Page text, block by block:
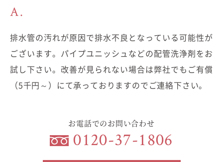
商品紹介
実例集・お客様の声
家づくりについて
ニュース ブログ
A.
排水管の汚れが原因で排水不良となっている可能性が
ございます。パイプユニッシュなどの配管洗浄剤をお
試し下さい。改善が見られない場合は弊社でもご有償
（5千円～）にて承っておりますのでご連絡下さい。
お電話でのお問い合わせ
0120-37-1806